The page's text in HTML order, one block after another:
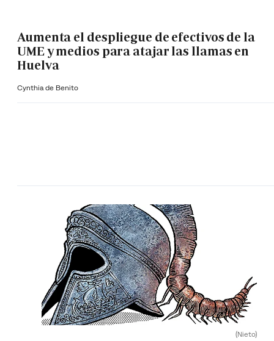
Aumenta el despliegue de efectivos de la
UME y medios para atajar las llamas en
Huelva
Cynthia de Benito
(Nieto)